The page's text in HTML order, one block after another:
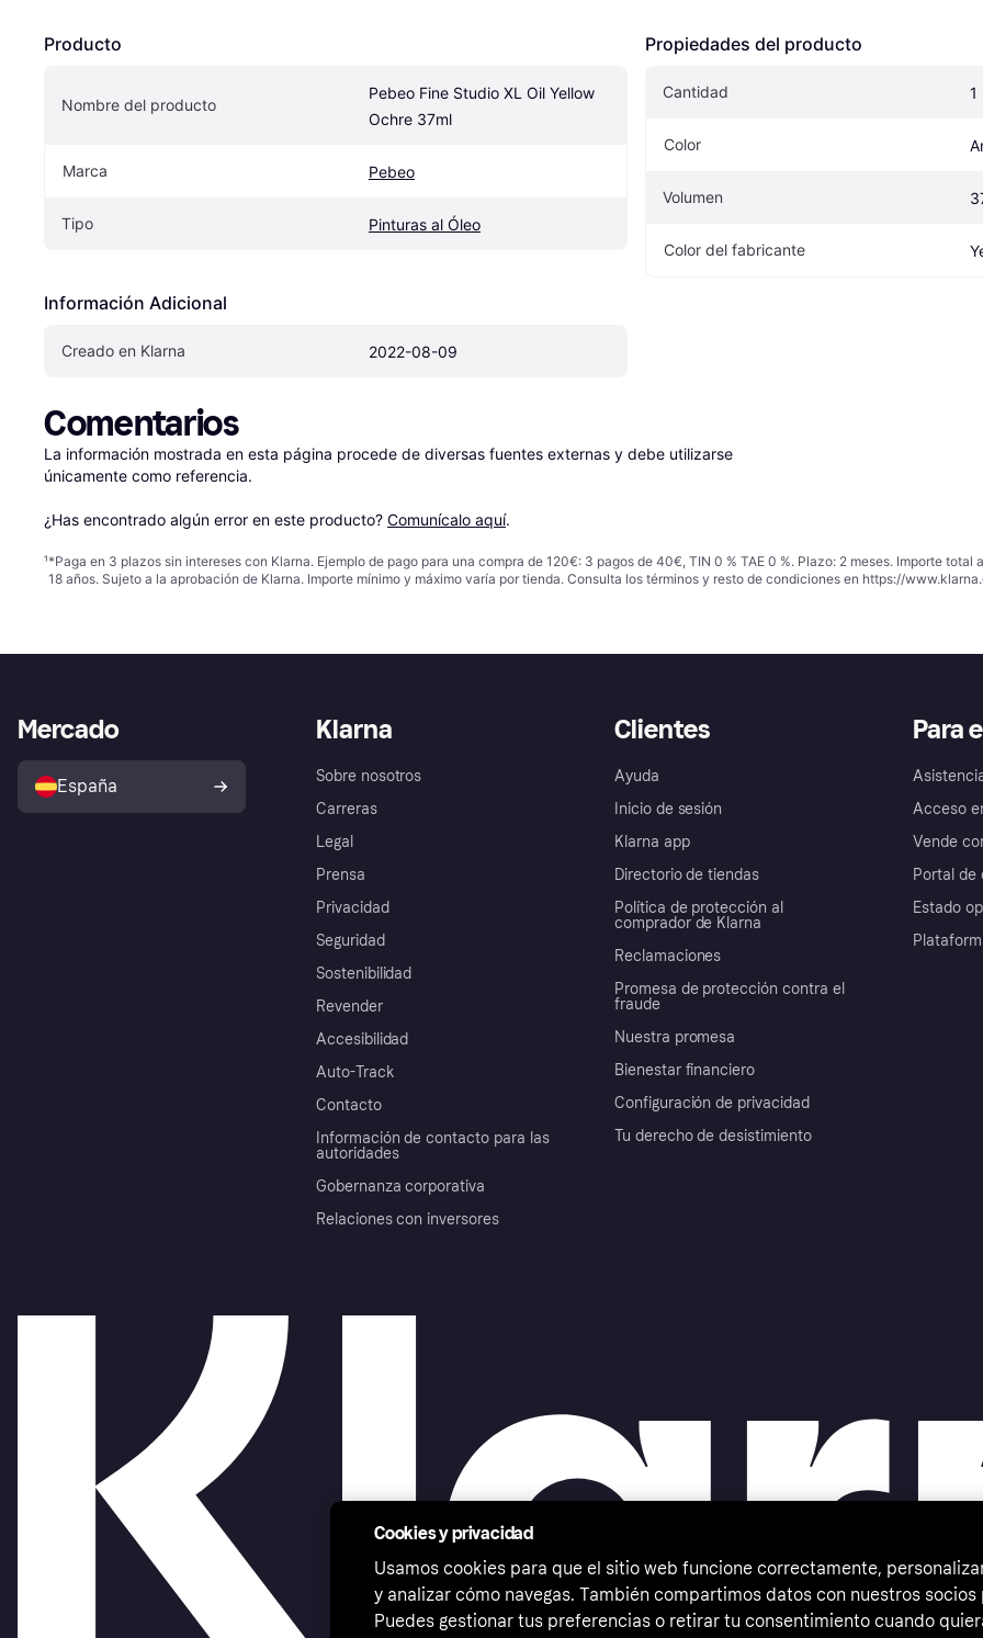
Producto
Nombre del producto
Pebeo Fine Studio XL Oil Yellow
Ochre 37ml
Marca Pebeo
Tipo Pinturas al Óleo
Información Adicional
Creado en Klarna 2022-08-09
Propiedades del producto
Cantidad 1
Color
Volumen
Color del fabricante
Comentarios
La información mostrada en esta página procede de diversas fuentes externas y debe utilizarse
únicamente como referencia.
¿Has encontrado algún error en este producto? Comunícalo aquí.
¹*Paga en 3 plazos sin intereses con Klarna. Ejemplo de pago para una compra de 120€: 3 pagos de 40€, TIN 0 % TAE 0 %. Plazo: 2 meses. Importe
18 años. Sujeto a la aprobación de Klarna. Importe mínimo y máximo varía por tienda. Consulta los términos y resto de condiciones en https://
Klarna
Sobre nosotros
Carreras
Legal
Prensa
Privacidad
Seguridad
Sostenibilidad
Revender
Accesibilidad
Auto-Track
Contacto
Información de contacto para las
autoridades
Gobernanza corporativa
Relaciones con inversores
Clientes
Ayuda
Inicio de sesión
Klarna app
Directorio de tiendas
Política de protección al
comprador de Klarna
Reclamaciones
Promesa de protección contra el
fraude
Nuestra promesa
Bienestar financiero
Configuración de privacidad
Tu derecho de desistimiento
Para
Acceso
Vende
Portal de
Estado
Mercado
España
Cookies y privacidad
Usamos cookies para que el sitio web funcione correctamente,
y analizar cómo navegas. También compartimos datos con nuestros
Puedes gestionar tus preferencias o retirar tu consentimiento cuando